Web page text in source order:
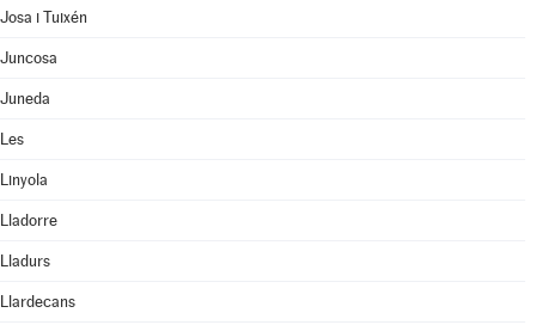
Josa i Tuixén
Juncosa
Juneda
Les
Linyola
Lladorre
Lladurs
Llardecans